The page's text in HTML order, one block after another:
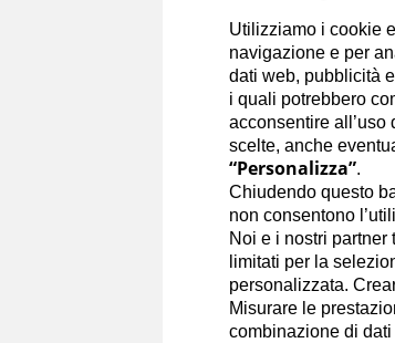
Utilizziamo i cookie
navigazione e per
dati web, pubblicità
i quali potrebbero
acconsentire
scelte, anche
“Personalizza”.
Chiudendo questo
non consentono
Noi e i nostri
limitati per la
personalizzata.
Misurare le
combinazione di